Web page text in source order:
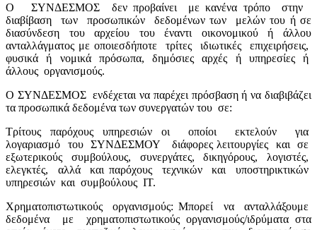
Ο
ΣΥΝΔΕΣΜΟΣ δεν προβαίνει με κανένα τρόπο
στην
διαβίβαση
των προσωπικών δεδομένων των
μελών του ή σε
διασύνδεση του αρχείου του έναντι οικονομικού ή άλλου
ανταλλάγματος με οποιεσδήποτε
τρίτες ιδιωτικές
επιχειρήσεις,
φυσικά
ή νομικά πρόσωπα, δημόσιες αρχές ή υπηρεσίες
ή
άλλους οργανισμούς.
Ο ΣΥΝΔΕΣΜΟΣ ενδέχεται να παρέχει πρόσβαση ή να διαβιβάζει
τα προσωπικά δεδομένα των συνεργατών του σε:
Τρίτους παρόχους υπηρεσιών οι
οποίοι εκτελούν
για
λογαριασμό
του ΣΥΝΔΕΣΜΟΥ διάφορες λειτουργίες και
σε
εξωτερικούς
συμβούλους, συνεργάτες, δικηγόρους,
λογιστές,
ελεγκτές,
αλλά και παρόχους τεχνικών και
υποστηρικτικών
υπηρεσιών και συμβούλους ΙΤ.
Χρηματοπιστωτικούς
οργανισμούς: Μπορεί να
ανταλλάξουμε
δεδομένα
με
χρηματοπιστωτικούς οργανισμούς/ιδρύματα στα